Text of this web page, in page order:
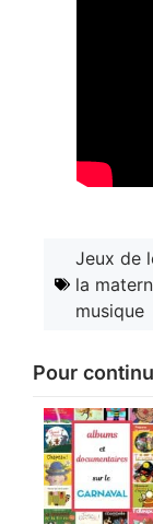
Jeux de
la
musique
Pour